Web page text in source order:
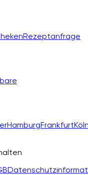
Rezeptanfrage
HamburgFrankfurt